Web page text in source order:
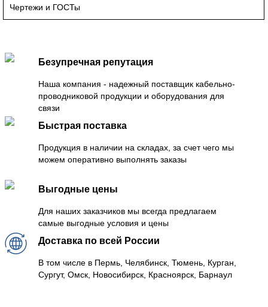
Чертежи и ГОСТы
Безупречная репутация
Наша компания - надежный поставщик кабельно-
проводниковой продукции и оборудования для
связи
Быстрая поставка
Продукция в наличии на складах, за счет чего мы
можем оперативно выполнять заказы
Выгодные цены
Для наших заказчиков мы всегда предлагаем
самые выгодные условия и цены
Доставка по всей России
В том числе в Пермь, Челябинск, Тюмень, Курган,
Сургут, Омск, Новосибирск, Красноярск, Барнаул